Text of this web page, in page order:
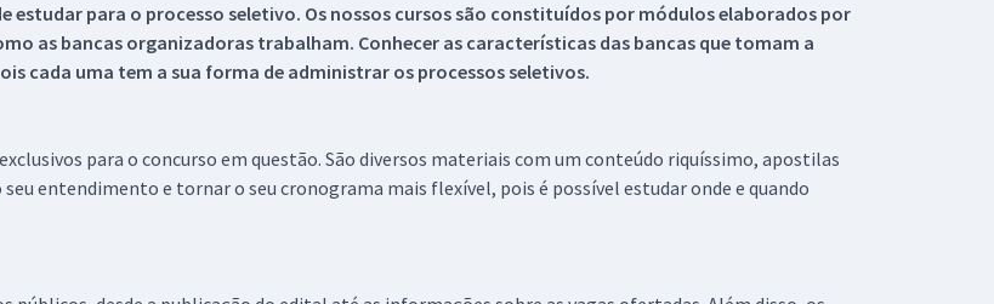
estudar para o processo seletivo. Os nossos cursos são constituídos por módulos elaborados por
as bancas organizadoras trabalham. Conhecer as características das bancas que tomam a
cada uma tem a sua forma de administrar os processos seletivos.
para o concurso em questão. São diversos materiais com um conteúdo riquíssimo, apostilas
entendimento e tornar o seu cronograma mais flexível, pois é possível estudar onde e quando